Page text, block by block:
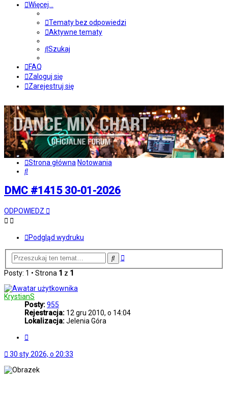
Więcej…
Tematy bez odpowiedzi
Aktywne tematy
Szukaj
FAQ
Zaloguj się
Zarejestruj się
Strona główna Notowania
Szukaj
DMC #1415 30-01-2026
ODPOWIEDZ
Podgląd wydruku
SzukajWyszukiwanie
Posty: 1 • Strona 1 z 1
KrystianS
Posty:955
Rejestracja: 12 gru 2010, o 14:04
Lokalizacja:Jelenia Góra
30 sty 2026, o 20:33